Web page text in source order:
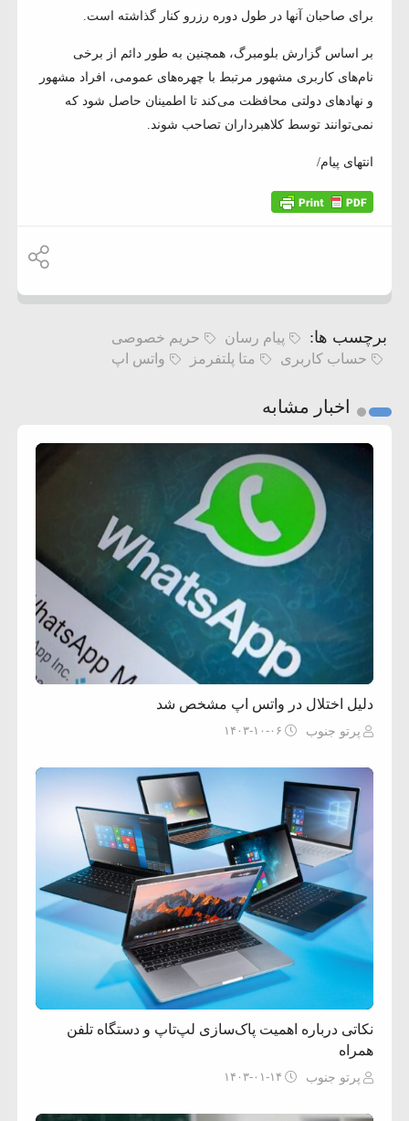
برای صاحبان آنها در طول دوره رزرو کنار گذاشته است.
بر اساس گزارش بلومبرگ، همچنین به طور دائم از برخی
نام‌های کاربری مشهور مرتبط با چهره‌های عمومی، افراد مشهور
و نهادهای دولتی محافظت می‌کند تا اطمینان حاصل شود که
نمی‌توانند توسط کلاهبرداران تصاحب شوند.
انتهای پیام/
برچسب ها: پیام رسان
حریم خصوصی
حساب کاربری
متا پلتفرمز واتس اپ
اخبار مشابه
دلیل اختلال در واتس اپ مشخص شد
پرتو جنوب ۱۴۰۳-۱۰-۰۶
نکاتی درباره اهمیت پاک‌سازی لپ‌تاپ و دستگاه تلفن
همراه
پرتو جنوب ۱۴۰۳-۰۱-۱۴